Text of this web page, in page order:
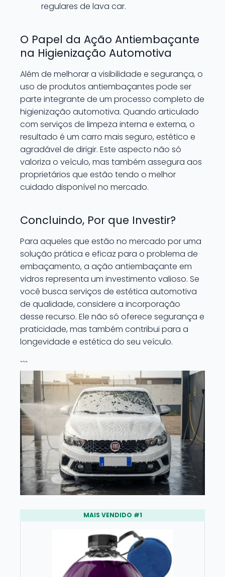
regulares de lava car.
O Papel da Ação Antiembaçante
na Higienização Automotiva
Além de melhorar a visibilidade e segurança, o
uso de produtos antiembaçantes pode ser
parte integrante de um processo completo de
higienização automotiva. Quando articulado
com serviços de limpeza interna e externa, o
resultado é um carro mais seguro, estético e
agradável de dirigir. Este aspecto não só
valoriza o veículo, mas também assegura aos
proprietários que estão tendo o melhor
cuidado disponível no mercado.
Concluindo, Por que Investir?
Para aqueles que estão no mercado por uma
solução prática e eficaz para o problema de
embaçamento, a ação antiembaçante em
vidros representa um investimento valioso. Se
você busca serviços de estética automotiva
de qualidade, considere a incorporação
desse recurso. Ele não só oferece segurança e
praticidade, mas também contribui para a
longevidade e estética do seu veículo.
```
MAIS VENDIDO #1